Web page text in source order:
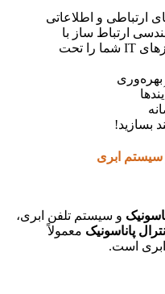
ارتباطی و اطلاعاتی
ارتباط ساز با
ارائه راهکارهای جامع، تمام نیازهای IT شما را تحت
سیستم ابری
و سیستم تلفن ابری،
پاناسونیک معمولاً
ابری است.